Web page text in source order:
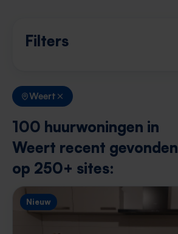
Filters
Weert
100 huurwoningen in
Weert recent gevonden
op 250+ sites:
Nieuw